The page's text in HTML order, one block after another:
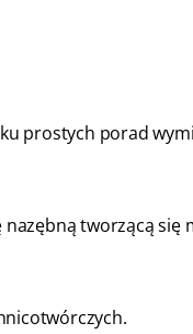
prostych porad
nazębną tworzącą się